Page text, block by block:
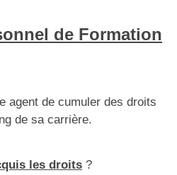
de Formation
agent de cumuler des droits
de sa carrière.
les droits ?